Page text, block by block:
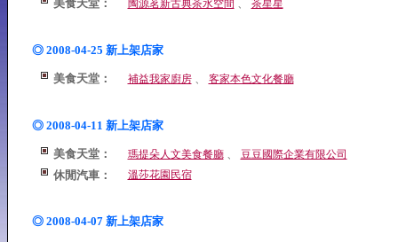
美食天堂： 陶源茗新古典茶水空間 、 茶星星
◎ 2008-04-25 新上架店家
美食天堂： 補益我家廚房、 客家本色文化餐廳
◎ 2008-04-11 新上架店家
美食天堂： 瑪提朵人文美食餐廳、 豆豆國際企業有限公司
休閒汽車： 溫莎花園民宿
◎ 2008-04-07 新上架店家